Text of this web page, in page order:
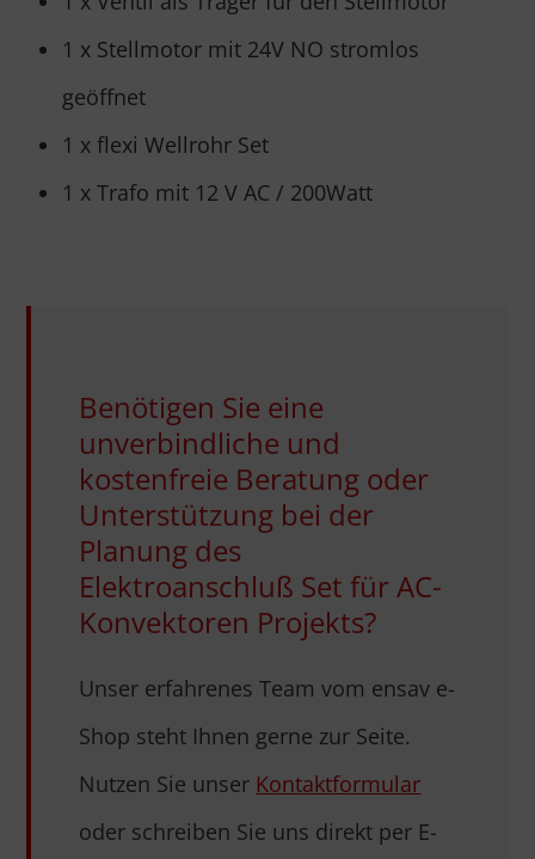
1 x Stellmotor mit 24V NO stromlos
geöffnet
1 x flexi Wellrohr Set
1 x Trafo mit 12 V AC / 200Watt
Benötigen Sie eine
unverbindliche und
kostenfreie Beratung oder
Unterstützung bei der
Planung des
Elektroanschluß Set für AC-
Konvektoren Projekts?
Unser erfahrenes Team vom ensav e-
Shop steht Ihnen gerne zur Seite.
Nutzen Sie unser Kontaktformular
oder schreiben Sie uns direkt per E-